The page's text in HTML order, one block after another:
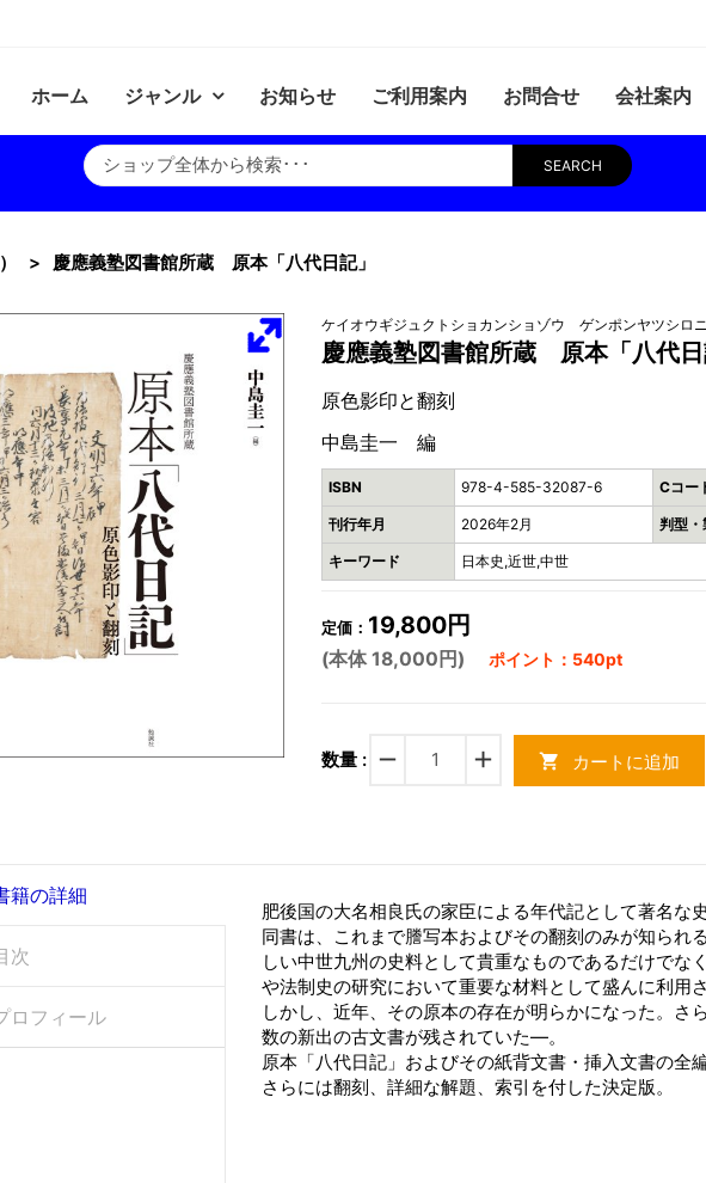
ホーム ジャンル お知らせ ご利用案内 お問合せ 会社案内
SEARCH
慶應義塾図書館所蔵 原本「八代日記」
ケイオウギジュクトショカンショゾウ ゲンポンヤツシロ
慶應義塾図書館所蔵 原本「八代日
原色影印と翻刻
中島圭一 編
ISBN 978-4-585-32087-6 Cコー
刊行年月 2026年2月 判型・
キーワード 日本史,近世,中世
定価： 19,800円
(本体 18,000円) ポイント：540pt
数量 : remove add shopping_cart カートに追加
籍の詳細
次
ロフィール
肥後国の大名相良氏の家臣による年代記として著名な
同書は、これまで謄写本およびその翻刻のみが知られ
しい中世九州の史料として貴重なものであるだけでな
や法制史の研究において重要な材料として盛んに利用
しかし、近年、その原本の存在が明らかになった。さ
数の新出の古文書が残されていた―。
原本「八代日記」およびその紙背文書・挿入文書の全
さらには翻刻、詳細な解題、索引を付した決定版。